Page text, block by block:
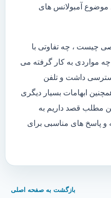
موضوع آمبولانس های
چیست ، چه تفاوتی با
چه مواردی به کار گرفته می
داشت و تلفن
ابهامات بسیار دیگری
مطلب قصد داریم به
پاسخ های مناسبی برای
بازگشت به صفحه اصلی